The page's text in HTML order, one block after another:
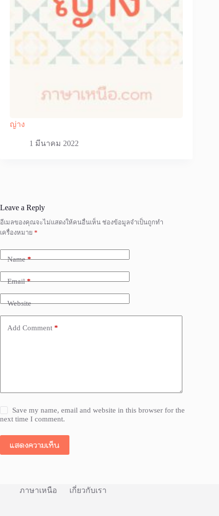
ญ่าง
1 มีนาคม 2022
Leave a Reply
อีเมลของคุณจะไม่แสดงให้คนอื่นเห็น ช่องข้อมูลจำเป็นถูกทำ
เครื่องหมาย *
Name*
Email*
Website
Add Comment *
Save my name, email and website in this browser for the
next time I comment.
แสดงความเห็น
ภาษาเหนือ เกี่ยวกับเรา